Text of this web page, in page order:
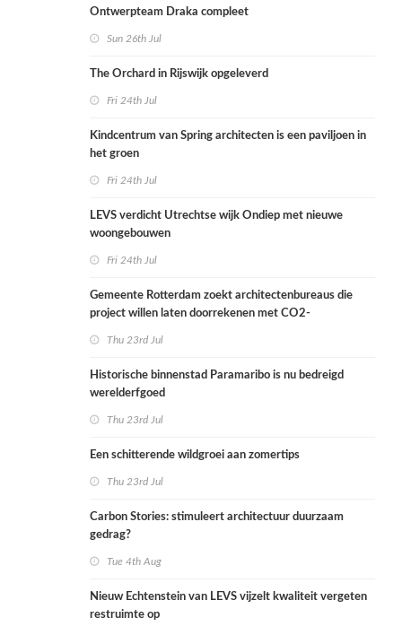
Ontwerpteam Draka compleet
Sun 26th Jul
The Orchard in Rijswijk opgeleverd
Fri 24th Jul
Kindcentrum van Spring architecten is een paviljoen in
het groen
Fri 24th Jul
LEVS verdicht Utrechtse wijk Ondiep met nieuwe
woongebouwen
Fri 24th Jul
Gemeente Rotterdam zoekt architectenbureaus die
project willen laten doorrekenen met CO2-
Thu 23rd Jul
Historische binnenstad Paramaribo is nu bedreigd
werelderfgoed
Thu 23rd Jul
Een schitterende wildgroei aan zomertips
Thu 23rd Jul
Carbon Stories: stimuleert architectuur duurzaam
gedrag?
Tue 4th Aug
Nieuw Echtenstein van LEVS vijzelt kwaliteit vergeten
restruimte op